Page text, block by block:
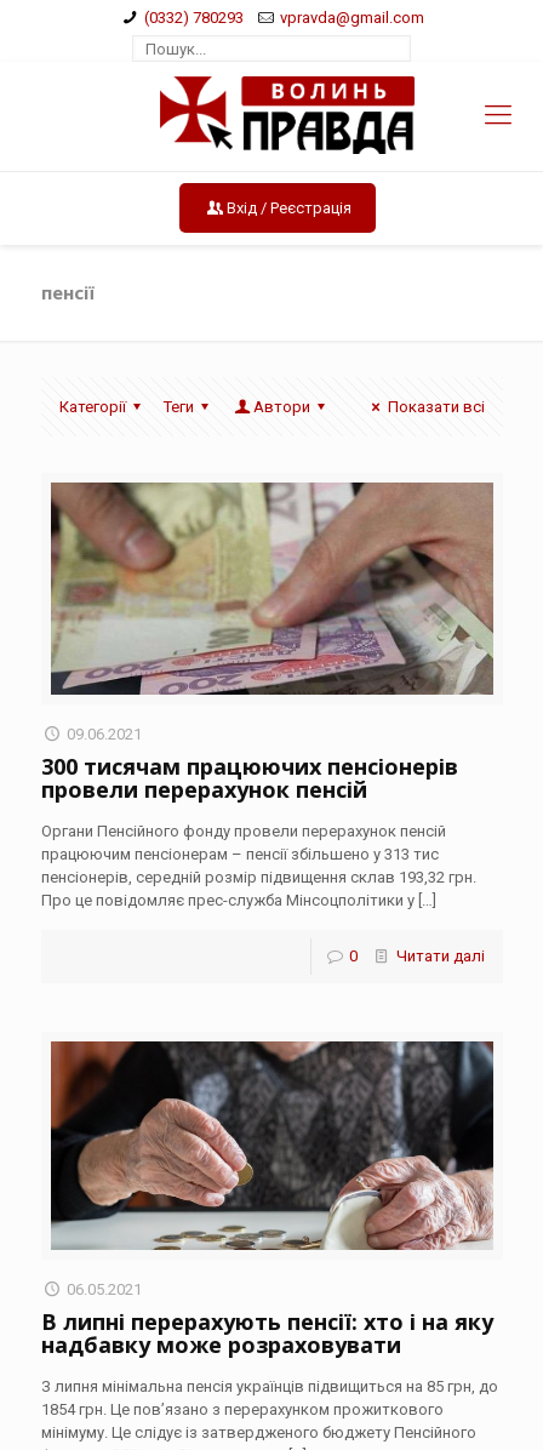
(0332) 780293 vpravda@gmail.com
Вхід / Реєстрація
пенсії
Категорії Теги Автори Показати всі
09.06.2021
300 тисячам працюючих пенсіонерів
провели перерахунок пенсій
Органи Пенсійного фонду провели перерахунок пенсій
працюючим пенсіонерам – пенсії збільшено у 313 тис
пенсіонерів, середній розмір підвищення склав 193,32 грн.
Про це повідомляє прес-служба Мінсоцполітики у[…]
0 Читати далі
06.05.2021
В липні перерахують пенсії: хто і на яку
надбавку може розраховувати
З липня мінімальна пенсія українців підвищиться на 85 грн, до
1854 грн. Це пов’язано з перерахунком прожиткового
мінімуму. Це слідує із затвердженого бюджету Пенсійного